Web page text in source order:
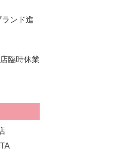
ランド進
臨時休業